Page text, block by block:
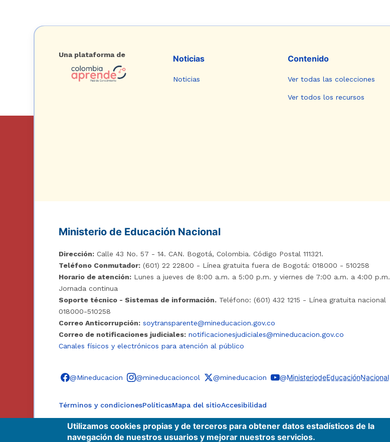
Una plataforma de Noticias
Noticias
Contenido
Ver todas las colecciones
Ver todos los recursos
Ministerio de Educación Nacional
Dirección:Calle 43 No. 57 - 14. CAN. Bogotá, Colombia. Código Postal 111321.
Teléfono Conmutador:(601) 22 22800 - Línea gratuita fuera de Bogotá: 018000 - 510258
Horario de atención:Lunes a jueves de 8:00 a.m. a 5:00 p.m. y viernes de 7:00 a.m. a 4:00 p.m.
Jornada continua
Soporte técnico - Sistemas de información.Teléfono: (601) 432 1215 - Línea gratuita nacional
018000-510258
Correo Anticorrupción: soytransparente@mineducacion.gov.co
Correo de notificaciones judiciales: notificacionesjudiciales@mineducacion.gov.co
Canales físicos y electrónicos para atención al público
Síguenos en redes sociales
@Mineducacion @mineducacioncol @mineducacion @M̲i̲n̲i̲s̲t̲e̲r̲i̲o̲d̲e̲E̲d̲u̲c̲a̲c̲i̲ó̲n̲N̲a̲c̲i̲o̲n̲a̲l̲
Términos y condicionesPolíticasMapa del sitioAccesibilidad
Utilizamos cookies propias y de terceros para obtener datos estadísticos de la
navegación de nuestros usuarios y mejorar nuestros servicios.